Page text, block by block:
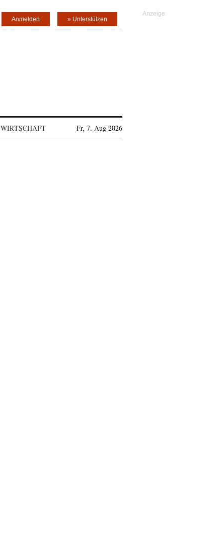
» Unterstützen
Anmelden
WIRTSCHAFT Fr, 7. Aug 2026